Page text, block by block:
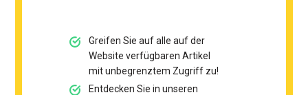
Greifen Sie auf alle auf der
Website verfügbaren Artikel
mit unbegrenztem Zugriff zu!
Entdecken Sie in unseren